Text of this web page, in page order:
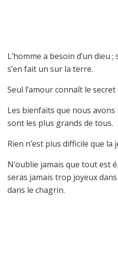
L’homme a besoin d’un dieu
s’en fait un sur la terre.
Seul l’amour connaît le
Les bienfaits que nous
sont les plus grands de tous.
Rien n’est plus difficile que la
N’oublie jamais que tout est
seras jamais trop joyeux
dans le chagrin.